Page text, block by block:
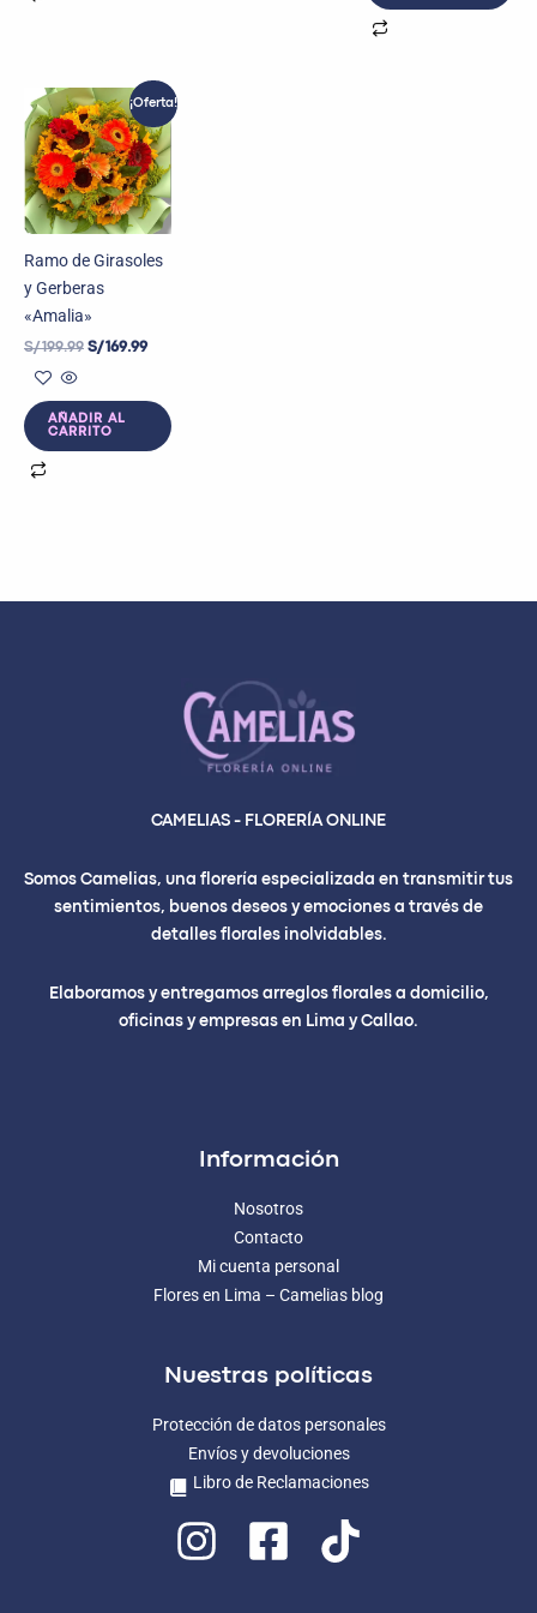
¡Oferta!
Ramo de Girasoles
y Gerberas
«Amalia»
S/199.99
El
precio
original
era:
S/ 199.99.
S/169.99
El
precio
actual
es:
S/ 169.99.
AÑADIR AL
CARRITO
CAMELIAS - FLORERÍA ONLINE
Somos Camelias, una florería especializada en transmitir tus
sentimientos, buenos deseos y emociones a través de
detalles florales inolvidables.
Elaboramos y entregamos arreglos florales a domicilio,
oficinas y empresas en Lima y Callao.
Información
Nosotros
Contacto
Mi cuenta personal
Flores en Lima – Camelias blog
Nuestras políticas
Protección de datos personales
Envíos y devoluciones
Libro de Reclamaciones